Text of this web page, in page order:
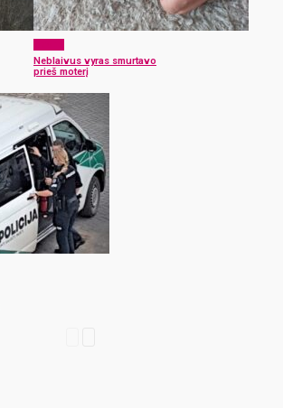
Neblaivus vyras smurtavo
prieš moterį